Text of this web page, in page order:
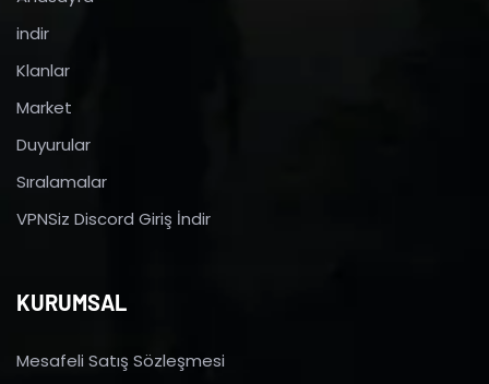
indir
Klanlar
Market
Duyurular
Sıralamalar
VPNSiz Discord Giriş İndir
KURUMSAL
Mesafeli Satış Sözleşmesi